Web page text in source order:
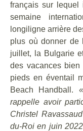
français sur
semaine
longiligne arrière
plus où donner de
juillet, la Bulgarie
des vacances
pieds en éventail
Beach Handball.
rappelle avoir
Christel Ravassaud
du-Roi en juin